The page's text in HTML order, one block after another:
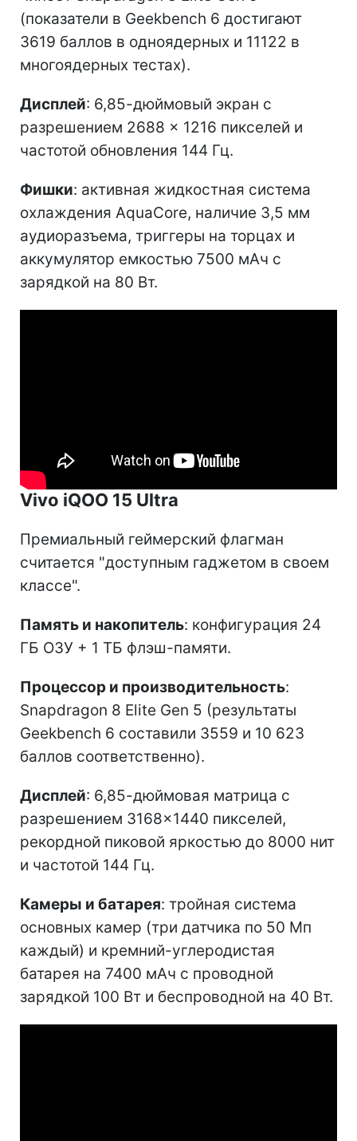
(показатели в Geekbench 6 достигают
3619 баллов в одноядерных и 11122 в
многоядерных тестах).
Дисплей: 6,85-дюймовый экран с
разрешением 2688 × 1216 пикселей и
частотой обновления 144 Гц.
Фишки: активная жидкостная система
охлаждения AquaCore, наличие 3,5 мм
аудиоразъема, триггеры на торцах и
аккумулятор емкостью 7500 мАч с
зарядкой на 80 Вт.
Vivo iQOO 15 Ultra
Премиальный геймерский флагман
считается "доступным гаджетом в своем
классе".
Память и накопитель: конфигурация 24
ГБ ОЗУ + 1 ТБ флэш-памяти.
Процессор и производительность:
Snapdragon 8 Elite Gen 5 (результаты
Geekbench 6 составили 3559 и 10 623
баллов соответственно).
Дисплей: 6,85-дюймовая матрица с
разрешением 3168×1440 пикселей,
рекордной пиковой яркостью до 8000 нит
и частотой 144 Гц.
Камеры и батарея: тройная система
основных камер (три датчика по 50 Мп
каждый) и кремний-углеродистая
батарея на 7400 мАч с проводной
зарядкой 100 Вт и беспроводной на 40 Вт.